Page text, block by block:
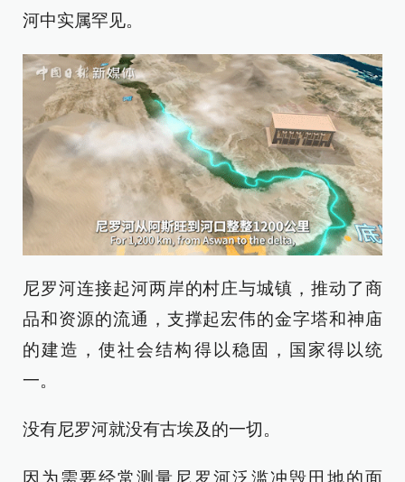
河中实属罕见。
尼罗河连接起河两岸的村庄与城镇，推动了商
品和资源的流通，支撑起宏伟的金字塔和神庙
的建造，使社会结构得以稳固，国家得以统
一。
没有尼罗河就没有古埃及的一切。